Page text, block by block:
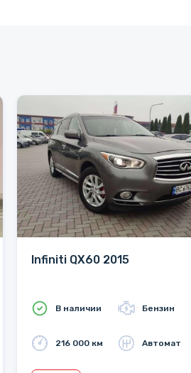
Infiniti QX60 2015
В наличии Бензин
216 000 км Автомат